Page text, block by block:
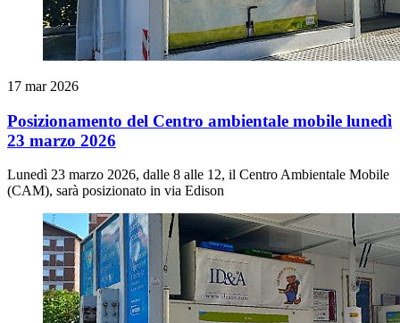
17 mar 2026
Posizionamento del Centro ambientale mobile lunedì
23 marzo 2026
Lunedì 23 marzo 2026, dalle 8 alle 12, il Centro Ambientale Mobile
(CAM), sarà posizionato in via Edison